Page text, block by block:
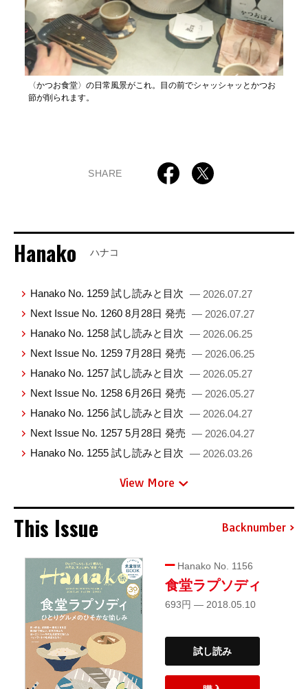
〈かつお食堂〉の日常風景がこれ。目の前でシャッシャッとかつお
節が削られます。
SHARE
Hanako ハナコ
Hanako No. 1259 試し読みと目次 — 2026.07.27
Next Issue No. 1260 8月28日 発売 — 2026.07.27
Hanako No. 1258 試し読みと目次 — 2026.06.25
Next Issue No. 1259 7月28日 発売 — 2026.06.25
Hanako No. 1257 試し読みと目次 — 2026.05.27
Next Issue No. 1258 6月26日 発売 — 2026.05.27
Hanako No. 1256 試し読みと目次 — 2026.04.27
Next Issue No. 1257 5月28日 発売 — 2026.04.27
Hanako No. 1255 試し読みと目次 — 2026.03.26
View More
This Issue Backnumber
Hanako No. 1156
食堂ラプソディ
693円 — 2018.05.10
試し読み